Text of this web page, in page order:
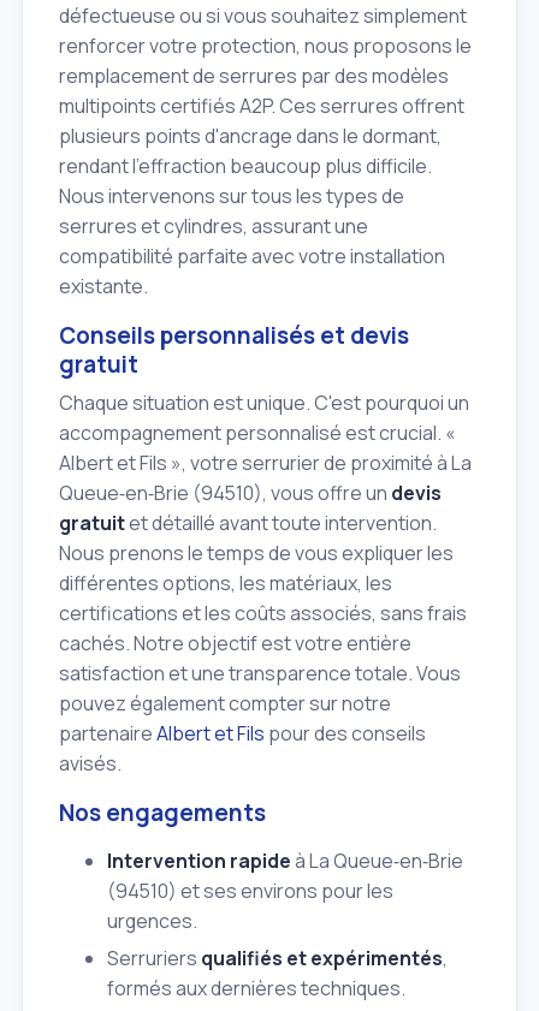
défectueuse ou si vous souhaitez simplement
renforcer votre protection, nous proposons le
remplacement de serrures par des modèles
multipoints certifiés A2P. Ces serrures offrent
plusieurs points d'ancrage dans le dormant,
rendant l'effraction beaucoup plus difficile.
Nous intervenons sur tous les types de
serrures et cylindres, assurant une
compatibilité parfaite avec votre installation
existante.
Conseils personnalisés et devis
gratuit
Chaque situation est unique. C'est pourquoi un
accompagnement personnalisé est crucial. «
Albert et Fils », votre serrurier de proximité à La
Queue‑en‑Brie (94510), vous offre un devis
gratuitet détaillé avant toute intervention.
Nous prenons le temps de vous expliquer les
différentes options, les matériaux, les
certifications et les coûts associés, sans frais
cachés. Notre objectif est votre entière
satisfaction et une transparence totale. Vous
pouvez également compter sur notre
partenaireAlbert et Fils pour des conseils
avisés.
Nos engagements
Intervention rapideà La Queue‑en‑Brie
(94510) et ses environs pour les
urgences.
Serruriers qualifiés et expérimentés,
formés aux dernières techniques.